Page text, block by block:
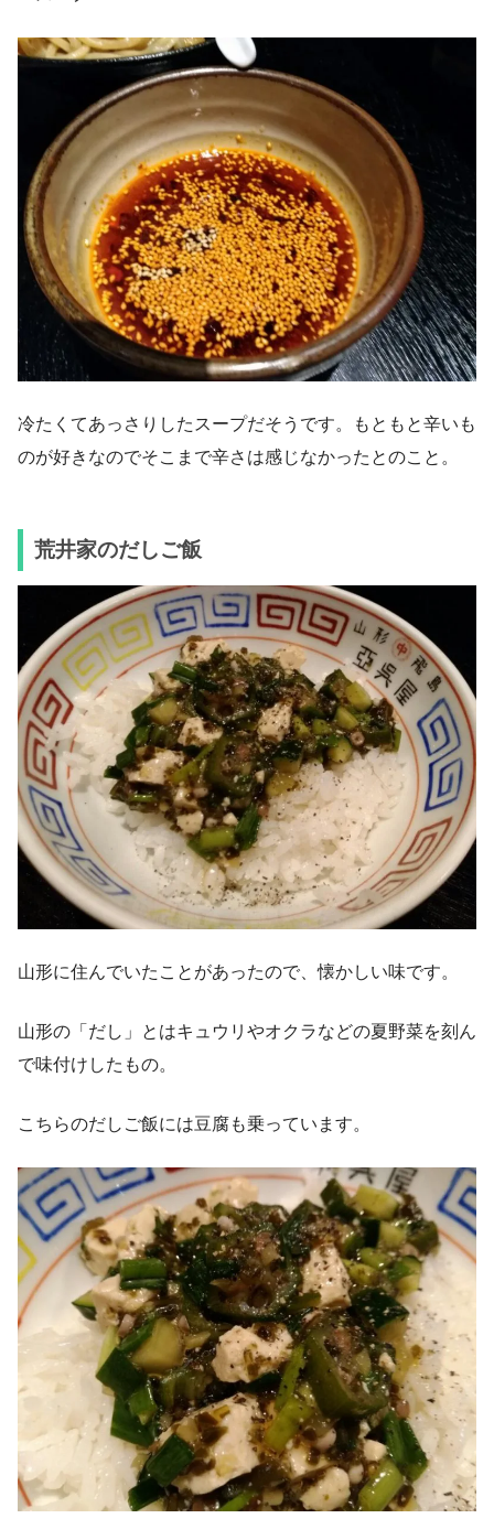
冷たくてあっさりしたスープだそうです。もともと辛いも
のが好きなのでそこまで辛さは感じなかったとのこと。
荒井家のだしご飯
山形に住んでいたことがあったので、懐かしい味です。
山形の「だし」とはキュウリやオクラなどの夏野菜を刻ん
で味付けしたもの。
こちらのだしご飯には豆腐も乗っています。